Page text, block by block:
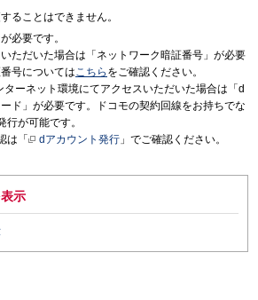
ることはできません。
必要です。
ただいた場合は「ネットワーク暗証番号」が必要
号についてはこちら をご確認ください。
ーネット環境にてアクセスいただいた場合は「d
ド」が必要です。ドコモの契約回線をお持ちでな
行が可能です。
は「
dアカウント発行 」でご確認ください。
示